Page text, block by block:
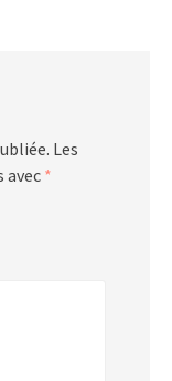
Les
avec *